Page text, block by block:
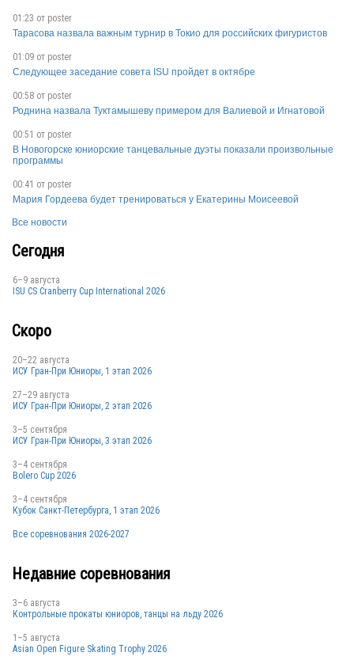
01:23 от poster
Тарасова назвала важным турнир в Токио для российских фигуристов
01:09 от poster
Следующее заседание совета ISU пройдет в октябре
00:58 от poster
Роднина назвала Туктамышеву примером для Валиевой и Игнатовой
00:51 от poster
В Новогорске юниорские танцевальные дуэты показали произвольные
программы
00:41 от poster
Мария Гордеева будет тренироваться у Екатерины Моисеевой
Все новости
Сегодня
6–9 августа
ISU CS Cranberry Cup International 2026
Скоро
20–22 августа
ИСУ Гран-При Юниоры, 1 этап 2026
27–29 августа
ИСУ Гран-При Юниоры, 2 этап 2026
3–5 сентября
ИСУ Гран-При Юниоры, 3 этап 2026
3–4 сентября
Bolero Cup 2026
3–4 сентября
Кубок Санкт-Петербурга, 1 этап 2026
Все соревнования 2026-2027
Недавние соревнования
3–6 августа
Контрольные прокаты юниоров, танцы на льду 2026
1–5 августа
Asian Open Figure Skating Trophy 2026